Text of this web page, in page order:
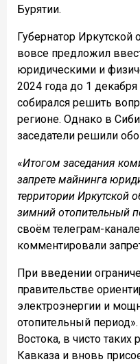
Бурятии.
Губернатор Иркутской
вовсе предложил
юридическими и
2024 года до 1
собирался решить
регионе. Однако в
заседатели решили
«Итогом заседания
запрете майнинга
территории Иркутской
зимний отопительный
своём телеграм-
комментировали
При введении
правительстве
электроэнергии и
отопительный
Востока, в чисто таких
Кавказа и вновь